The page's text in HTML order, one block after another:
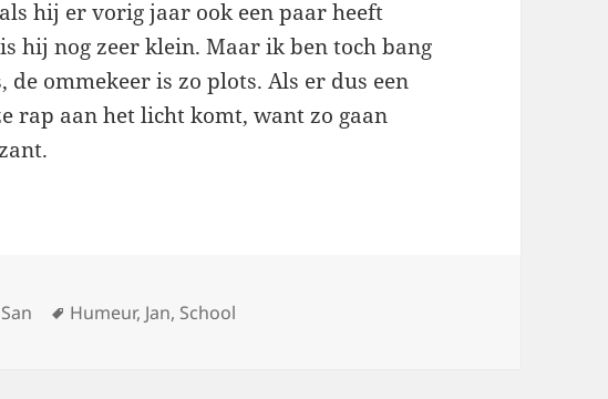
hij er vorig jaar ook een paar heeft
hij nog zeer klein. Maar ik ben toch bang
de ommekeer is zo plots. Als er dus een
rap aan het licht komt, want zo gaan
Auteur
San Tags
Humeur, Jan, School